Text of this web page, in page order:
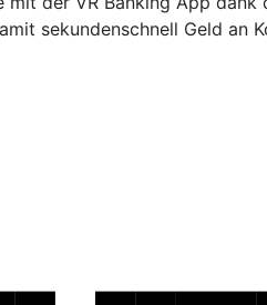
sekundenschnell Geld an